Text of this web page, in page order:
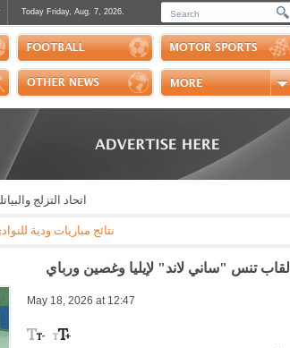
Today Friday, Aug. 7, 2026.
Polls
Scores
Handball
اتحاد التزلج
نتائج مباريات ودية للنوادي في كرة القدم: مايوركا - باريس سان جيرمان 3-0
القاب تنس "ساني لاند" لإيليا وغصين ورباي
May 18, 2026 at 12:47